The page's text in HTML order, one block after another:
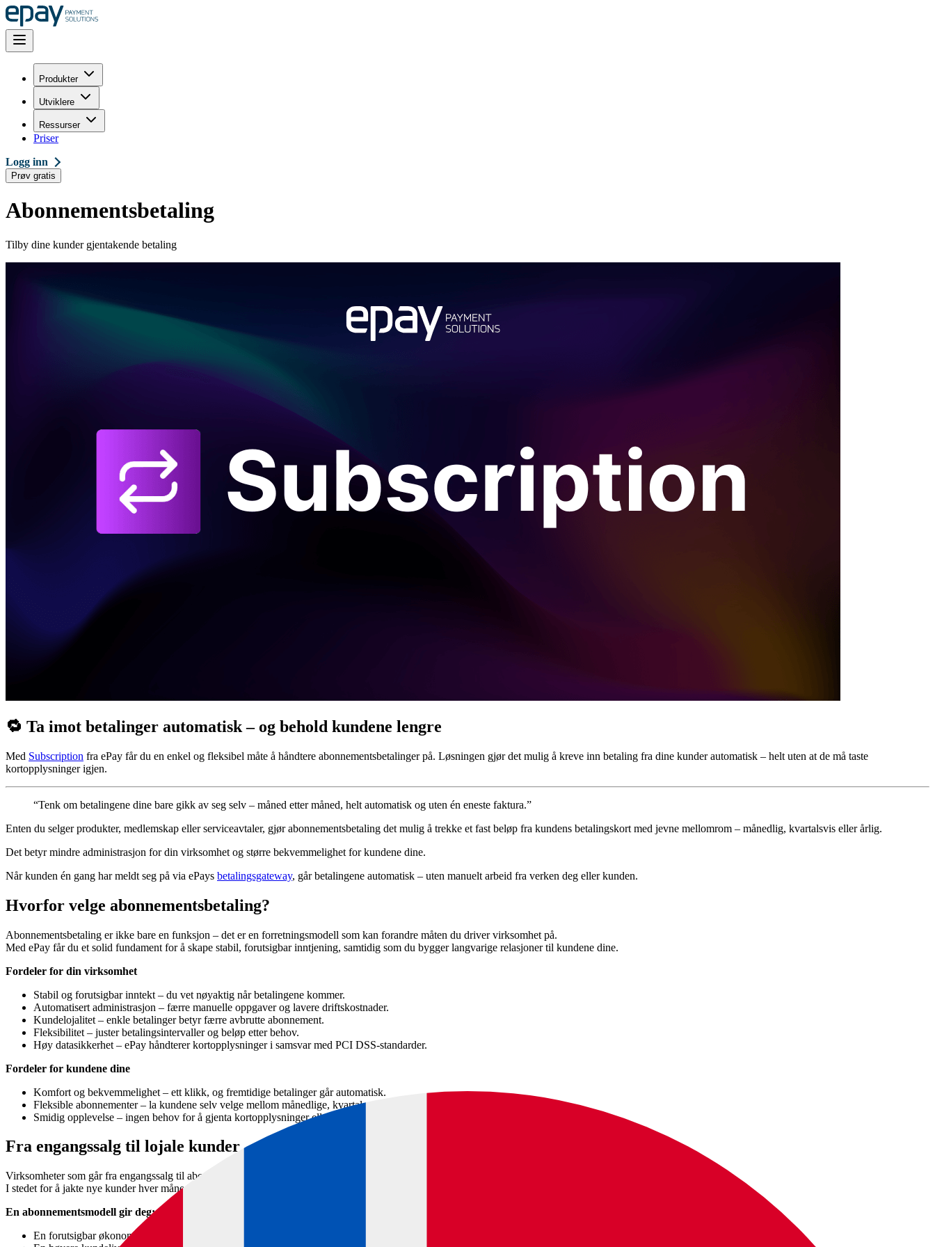
Produkter
Utviklere
Ressurser
Priser
Logg inn
Prøv gratis
Abonnementsbetaling
Tilby dine kunder gjentakende betaling
🔁 Ta imot betalinger automatisk – og behold kundene lengre
Med Subscription fra ePay får du en enkel og fleksibel måte å håndtere abonnementsbetalinger på. Løsningen gjør det mulig å kreve inn betaling fra dine kunder automatisk – helt uten at de må taste
kortopplysninger igjen.
“Tenk om betalingene dine bare gikk av seg selv – måned etter måned, helt automatisk og uten én eneste faktura.”
Enten du selger produkter, medlemskap eller serviceavtaler, gjør abonnementsbetaling det mulig å trekke et fast beløp fra kundens betalingskort med jevne mellomrom – månedlig, kvartalsvis eller årlig.
Det betyr mindre administrasjon for din virksomhet og større bekvemmelighet for kundene dine.
Når kunden én gang har meldt seg på via ePays betalingsgateway, går betalingene automatisk – uten manuelt arbeid fra verken deg eller kunden.
Hvorfor velge abonnementsbetaling?
Abonnementsbetaling er ikke bare en funksjon – det er en forretningsmodell som kan forandre måten du driver virksomhet på.
Med ePay får du et solid fundament for å skape stabil, forutsigbar inntjening, samtidig som du bygger langvarige relasjoner til kundene dine.
Fordeler for din virksomhet
Stabil og forutsigbar inntekt – du vet nøyaktig når betalingene kommer.
Automatisert administrasjon – færre manuelle oppgaver og lavere driftskostnader.
Kundelojalitet – enkle betalinger betyr færre avbrutte abonnement.
Fleksibilitet – juster betalingsintervaller og beløp etter behov.
Høy datasikkerhet – ePay håndterer kortopplysninger i samsvar med PCI DSS-standarder.
Fordeler for kundene dine
Komfort og bekvemmelighet – ett klikk, og fremtidige betalinger går automatisk.
Fleksible abonnementer – la kundene selv velge mellom månedlige, kvartalsvise eller årlige betalinger.
Smidig opplevelse – ingen behov for å gjenta kortopplysninger eller godkjenninger.
Fra engangssalg til lojale kunder
Virksomheter som går fra engangssalg til abonnementsbetaling, opplever ofte merkbart høyere kundelojalitet og mer stabil omsetning.
I stedet for å jakte nye kunder hver måned, kan du fokusere på å skape verdi for dem du allerede har.
En abonnementsmodell gir deg:
En forutsigbar økonomi – du kjenner dine månedlige inntekter.